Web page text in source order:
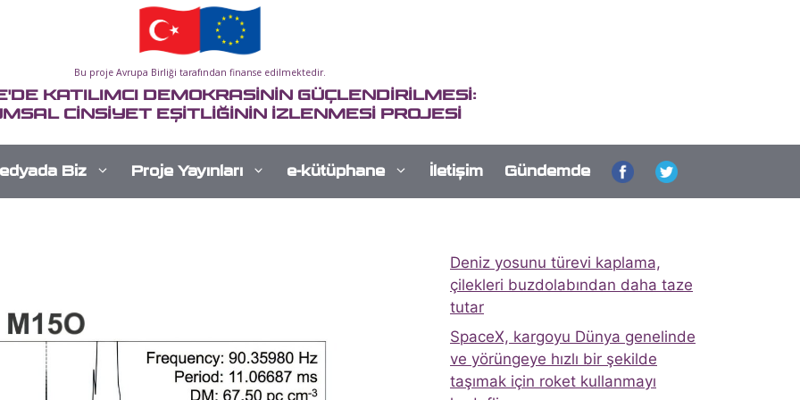
Bu proje Avrupa Birliği tarafından finanse edilmektedir.
KATILIMCI DEMOKRASİNİN GÜÇLENDİRİLMESİ:
CİNSİYET EŞİTLİĞİNİN İZLENMESİ PROJESİ
Biz Proje Yayınları e-kütüphane İletişim Gündemde
Deniz yosunu türevi kaplama,
çilekleri buzdolabından daha taze
tutar
SpaceX, kargoyu Dünya genelinde
ve yörüngeye hızlı bir şekilde
taşımak için roket kullanmayı